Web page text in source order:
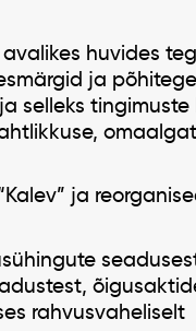
avalikes huvides
ja
selleks tingimuste
ja
rahvusvaheliselt